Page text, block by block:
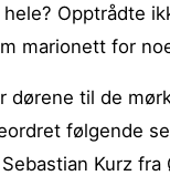
Opptrådte
marionett for
til de
følgende
Kurz